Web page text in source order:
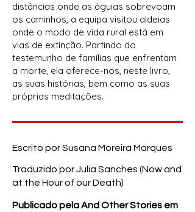
distâncias onde as águias sobrevoam
os caminhos, a equipa visitou aldeias
onde o modo de vida rural está em
vias de extinção. Partindo do
testemunho de famílias que enfrentam
a morte, ela oferece-nos, neste livro,
as suas histórias, bem como as suas
próprias meditações.
Escrito por Susana Moreira Marques
Traduzido por Julia Sanches (Now and
at the Hour of our Death)
Publicado pela And Other Stories em